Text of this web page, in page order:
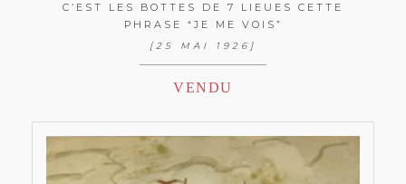
C’EST LES BOTTES DE 7 LIEUES CETTE
PHRASE “JE ME VOIS”
[25 MAI 1926]
VENDU